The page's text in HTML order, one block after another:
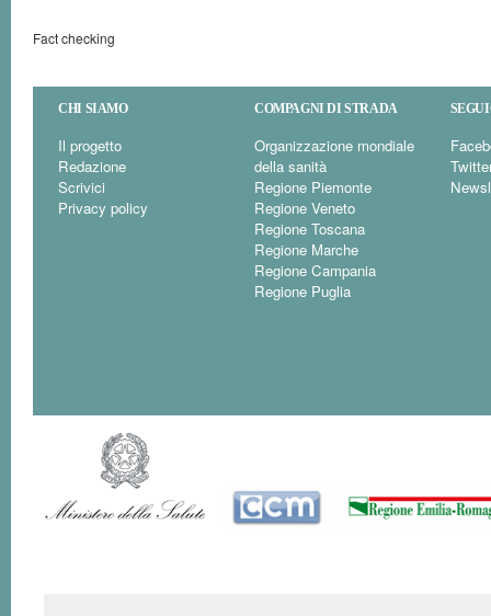
Fact checking
CHI SIAMO
Il progetto
Redazione
Scrivici
Privacy policy
COMPAGNI DI STRADA
Organizzazione mondiale
della sanità
Regione Piemonte
Regione Veneto
Regione Toscana
Regione Marche
Regione Campania
Regione Puglia